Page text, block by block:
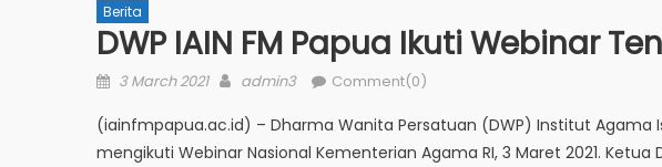
Berita
DWP IAIN FM Papua Ikuti Webinar
Posted
3 March 2021 Author
admin3 Comment(0)
(iainfmpapua.ac.id) – Dharma Wanita Persatuan (DWP) Institut Agama
mengikuti Webinar Nasional Kementerian Agama RI, 3 Maret 2021. Ketua